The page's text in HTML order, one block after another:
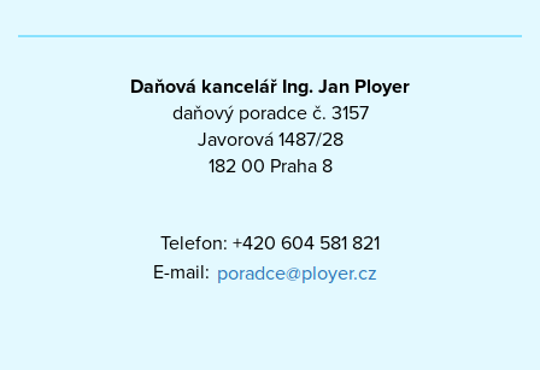
Daňová kancelář Ing. Jan Ployer
daňový poradce č. 3157
Javorová 1487/28
182 00 Praha 8
Telefon: +420 604 581 821
E-mail: